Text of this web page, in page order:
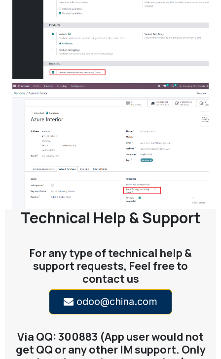
Technical Help & Support
For any type of technical help &
support requests, Feel free to
contact us
odoo@china.com
Via QQ: 300883 (App user would not
get QQ or any other IM support. Only